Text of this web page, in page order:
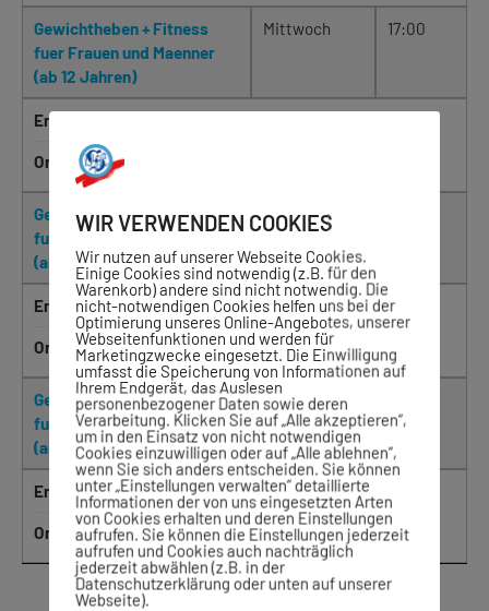
Gewichtheben + Fitness
fuer Frauen und Maenner
(ab 12 Jahren)
Mittwoch 17:00
Ende
Ort Pfarrwiesen Gymnasium Kraftraum
Gewichtheben + Fitness
fuer Frauen und Maenner
(ab 12 Jahren)
Donnerstag
Ende 20:30
Ort Pfarrwiesen Gymnasium Kraftraum
Gewichtheben + Fitness
fuer Frauen und Maenner
(ab 12 Jahren)
Freitag
Ende 20:30
Ort Pfarrwiesen Gymnasium Kraftraum
1 bis 9 von 9 Einträgen
WIR VERWENDEN COOKIES
Wir nutzen auf unserer Webseite Cookies.
Einige Cookies sind notwendig (z.B. für den
Warenkorb) andere sind nicht notwendig. Die
nicht-notwendigen Cookies helfen uns bei der
Optimierung unseres Online-Angebotes, unserer
Webseitenfunktionen und werden für
Marketingzwecke eingesetzt. Die Einwilligung
umfasst die Speicherung von Informationen auf
Ihrem Endgerät, das Auslesen
personenbezogener Daten sowie deren
Verarbeitung. Klicken Sie auf „Alle akzeptieren“,
um in den Einsatz von nicht notwendigen
Cookies einzuwilligen oder auf „Alle ablehnen“,
wenn Sie sich anders entscheiden. Sie können
unter „Einstellungen verwalten“ detaillierte
Informationen der von uns eingesetzten Arten
von Cookies erhalten und deren Einstellungen
aufrufen. Sie können die Einstellungen jederzeit
aufrufen und Cookies auch nachträglich
jederzeit abwählen (z.B. in der
Datenschutzerklärung oder unten auf unserer
Webseite).